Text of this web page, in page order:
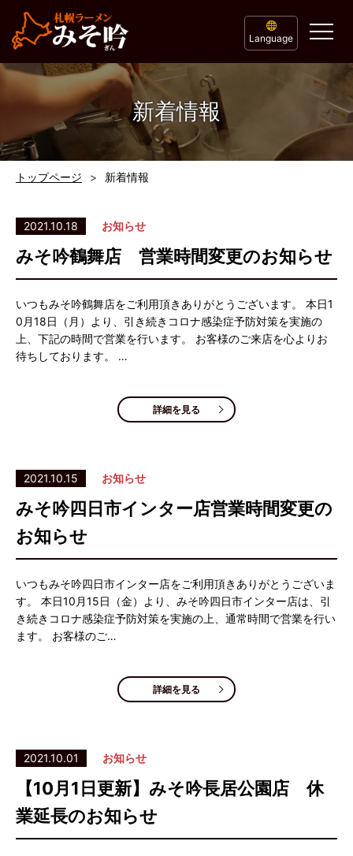
Language
新着情報
トップページ 新着情報
2021.10.18 お知らせ
みそ吟鶴舞店 営業時間変更のお知らせ
いつもみそ吟鶴舞店をご利用頂きありがとうございます。 本日1
0月18日（月）より、引き続きコロナ感染症予防対策を実施の
上、下記の時間で営業を行います。 お客様のご来店を心よりお
待ちしております。 …
詳細を見る
2021.10.15 お知らせ
みそ吟四日市インター店営業時間変更の
お知らせ
いつもみそ吟四日市インター店をご利用頂きありがとうございま
す。 本日10月15日（金）より、みそ吟四日市インター店は、引
き続きコロナ感染症予防対策を実施の上、通常時間で営業を行い
ます。 お客様のご…
詳細を見る
2021.10.01 お知らせ
【10月1日更新】みそ吟長居公園店 休
業延長のお知らせ